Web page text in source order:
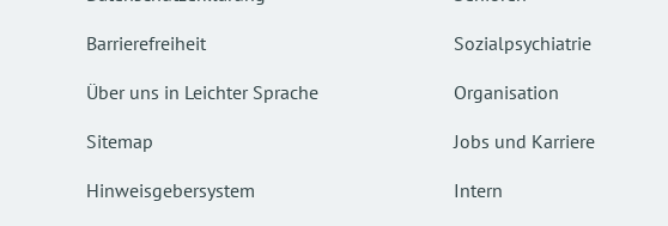
Barrierefreiheit
Über uns in Leichter Sprache
Sitemap
Hinweisgebersystem
Sozialpsychiatrie
Organisation
Jobs und Karriere
Intern